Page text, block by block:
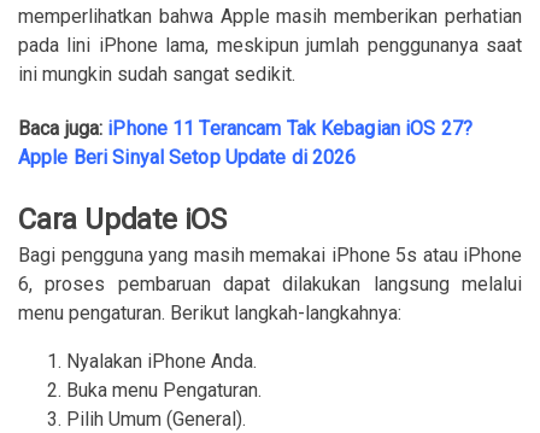
memperlihatkan bahwa Apple masih memberikan perhatian
pada lini iPhone lama, meskipun jumlah penggunanya saat
ini mungkin sudah sangat sedikit.
Baca juga: iPhone 11 Terancam Tak Kebagian iOS 27?
Apple Beri Sinyal Setop Update di 2026
Cara Update iOS
Bagi pengguna yang masih memakai iPhone 5s atau iPhone
6, proses pembaruan dapat dilakukan langsung melalui
menu pengaturan. Berikut langkah-langkahnya:
Nyalakan iPhone Anda.
Buka menu Pengaturan.
Pilih Umum (General).